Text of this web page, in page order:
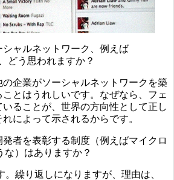
ャルネットワーク、例えば
どう思われますか？
企業がソーシャルネットワークを築
とはうれしいです。なぜなら、フェ
ることが、世界の方向性として正し
によって示されるからです。
者を表彰する制度（例えばマイクロ
な）はありますか？
繰り返しになりますが、理由は、